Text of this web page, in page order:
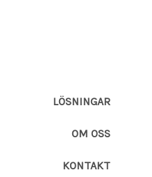
LÖSNINGAR
OM OSS
KONTAKT